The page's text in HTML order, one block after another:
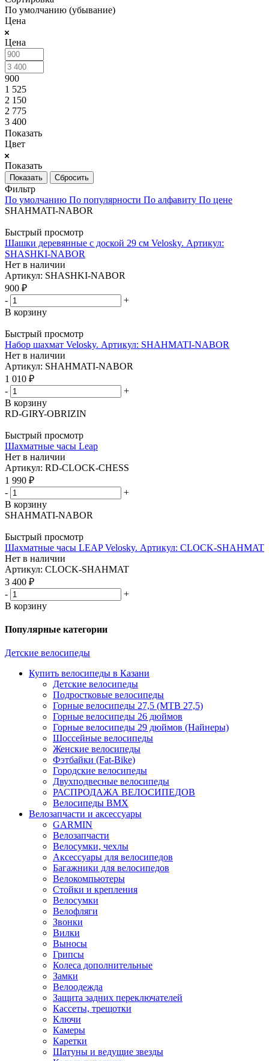
По умолчанию (убывание)
Цена
Цена
900
1 525
2 150
2 775
3 400
Показать
Цвет
Показать
Сбросить
Фильтр
По умолчанию По популярности По алфавиту По цене
SHAHMATI-NABOR
Быстрый просмотр
Шашки деревянные с доской 29 см Velosky. Артикул:
SHASHKI-NABOR
Нет в наличии
Артикул: SHASHKI-NABOR
900 ₽
-
+
В корзину
Быстрый просмотр
Набор шахмат Velosky. Артикул: SHAHMATI-NABOR
Нет в наличии
Артикул: SHAHMATI-NABOR
1 010 ₽
-
+
В корзину
RD-GIRY-OBRIZIN
Быстрый просмотр
Шахматные часы Leap
Нет в наличии
Артикул: RD-CLOCK-CHESS
1 990 ₽
-
+
В корзину
SHAHMATI-NABOR
Быстрый просмотр
Шахматные часы LEAP Velosky. Артикул: CLOCK-SHAHMAT
Нет в наличии
Артикул: CLOCK-SHAHMAT
3 400 ₽
-
+
В корзину
Популярные категории
Детские велосипеды
Купить велосипеды в Казани
Детские велосипеды
Подростковые велосипеды
Горные велосипеды 27,5 (MTB 27,5)
Горные велосипеды 26 дюймов
Горные велосипеды 29 дюймов (Найнеры)
Шоссейные велосипеды
Женские велосипеды
Фэтбайки (Fat-Bike)
Городские велосипеды
Двухподвесные велосипеды
РАСПРОДАЖА ВЕЛОСИПЕДОВ
Велосипеды BMX
Велозапчасти и аксессуары
GARMIN
Велозапчасти
Велосумки, чехлы
Аксессуары для велосипедов
Багажники для велосипедов
Велокомпьютеры
Стойки и крепления
Велосумки
Велофляги
Звонки
Вилки
Выносы
Грипсы
Колеса дополнительные
Замки
Велоодежда
Защита задних переключателей
Кассеты, трещотки
Ключи
Камеры
Каретки
Шатуны и ведущие звезды